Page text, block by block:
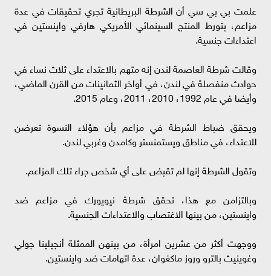
علمت بي بي سي أن الشرطة البريطانية تجري تحقيقات في عدة
مزاعم، بتورط المنتج السينمائي الأمريكي هارفي واينستين في
اعتداءات جنسية.
وقالت شرطة العاصمة لندن إنه متهم بالاعتداء على ثلاث نساء في
حوادث منفصلة في لندن، في أواخر الثمانينات من القرن الماضي،
وأيضا في عام 1992، 2010، 2011، وعام 2015.
ويحقق ضباط الشرطة في مزاعم بأن هؤلاء النسوة تعرضن
للاعتداء، في مناطق ويستمنستر وكامدن وغربي لندن.
وتقول الشرطة إنها لم تقبض على أي شخص جراء تلك المزاعم.
وبالتزامن مع هذا، تحقق شرطة نيويورك في مزاعم ضد
واينستين، من بينها الاغتصاب والاعتداءات الجنسية.
ووجهت أكثر من عشرين امرأة، من بينهن الممثلة أنجيلينا جولي
وغوينيث بالترو وروز ماكغوان، عدة اتهامات ضد واينستين.